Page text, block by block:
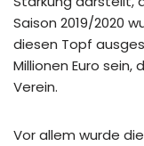
Saison 2019/2020
diesen Topf
Millionen Euro
Verein.
Vor allem wurde